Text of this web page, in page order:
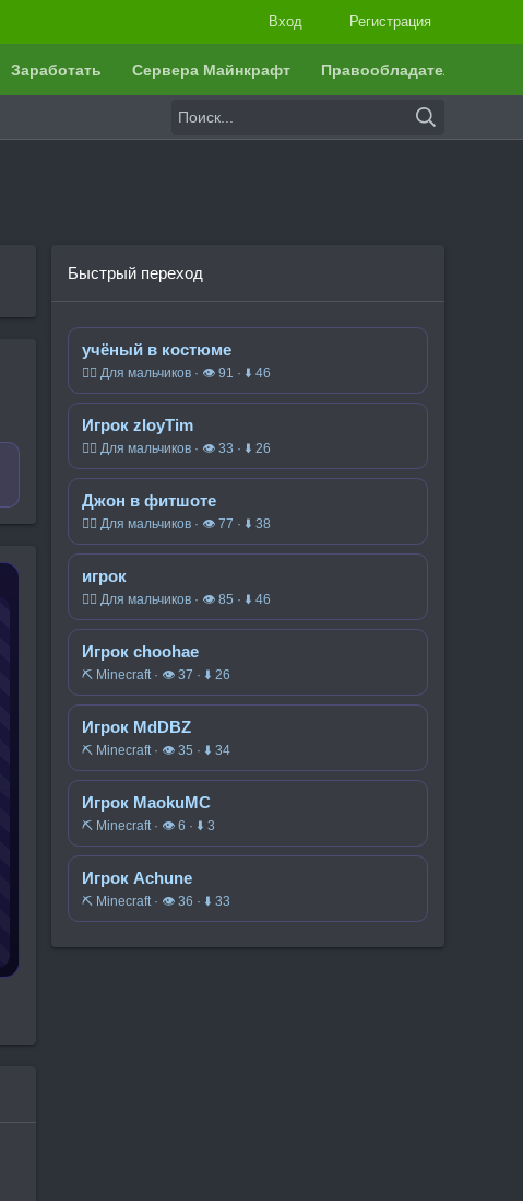
Вход Регистрация
Заработать Сервера Майнкрафт Правообладателям
Быстрый переход
учёный в костюме
🧍‍♂️ Для мальчиков · 👁 91 · ⬇ 46
Игрок zloyTim
🧍‍♂️ Для мальчиков · 👁 33 · ⬇ 26
Джон в фитшоте
🧍‍♂️ Для мальчиков · 👁 77 · ⬇ 38
игрок
🧍‍♂️ Для мальчиков · 👁 85 · ⬇ 46
Игрок choohae
⛏️ Minecraft · 👁 37 · ⬇ 26
Игрок MdDBZ
⛏️ Minecraft · 👁 35 · ⬇ 34
Игрок MaokuMC
⛏️ Minecraft · 👁 6 · ⬇ 3
Игрок Achune
⛏️ Minecraft · 👁 36 · ⬇ 33